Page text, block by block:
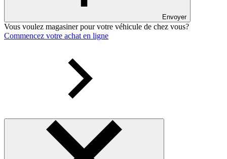
Envoyer
Vous voulez magasiner pour votre véhicule de chez vous?
Commencez votre achat en ligne